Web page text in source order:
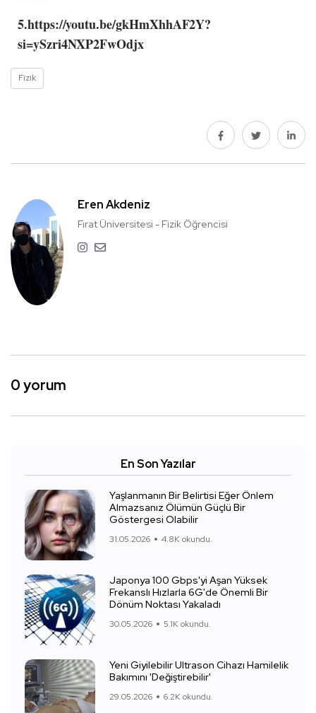
5.https://youtu.be/gkHmXhhAF2Y?
si=ySzri4NXP2FwOdjx
Fizik
Eren Akdeniz
Fırat Üniversitesi - Fizik Öğrencisi
0 yorum
En Son Yazılar
Yaşlanmanın Bir Belirtisi Eğer Önlem
Almazsanız Ölümün Güçlü Bir
Göstergesi Olabilir
31.05.2026 4.8K okundu.
Japonya 100 Gbps'yi Aşan Yüksek
Frekanslı Hızlarla 6G'de Önemli Bir
Dönüm Noktası Yakaladı
30.05.2026 5.1K okundu.
Yeni Giyilebilir Ultrason Cihazı Hamilelik
Bakımını 'Değiştirebilir'
29.05.2026 6.2K okundu.